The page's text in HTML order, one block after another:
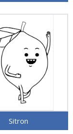
Sitron